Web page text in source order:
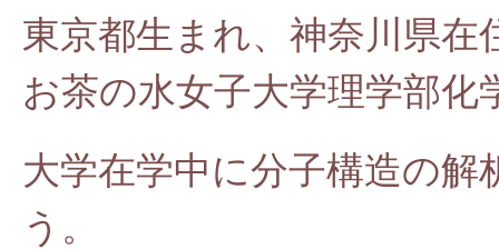
東京都生まれ、神奈川県在
お茶の水女子大学理学部化
大学在学中に分子構造の
う。